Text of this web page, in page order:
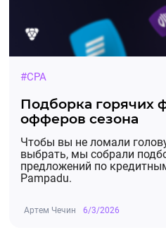
#CPA
Подборка горячих
офферов сезона
Чтобы вы не ломали
выбрать, мы собрали
предложений по
Pampadu.
Артем Чечин 6/3/2026